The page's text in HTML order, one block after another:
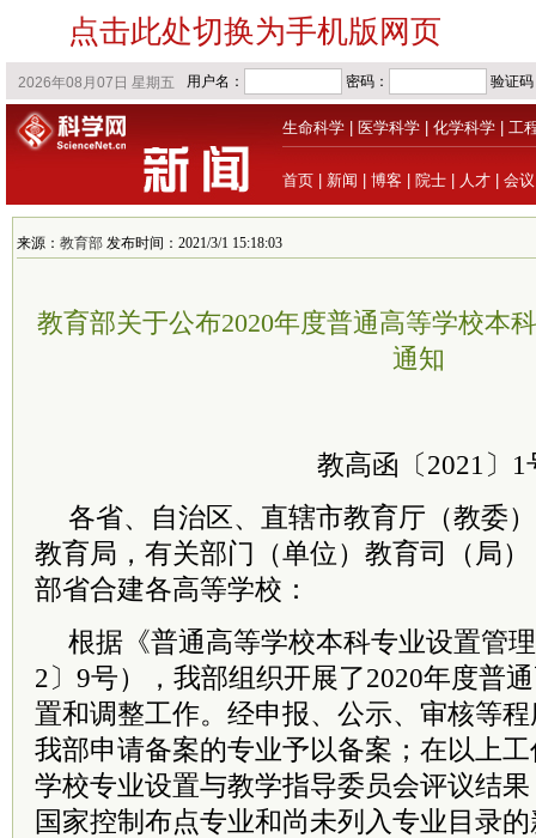
点击此处切换为手机版网页
生命科学 医学科学 化学科学 工
首页 新闻 博客 院士 人才 会议
来源： 教育部 发布时间：2021/3/1 15:18:03
教育部关于公布2020年度普通高等学校本
通知
教高函〔2021〕1
各省、自治区、直辖市教育厅（教委
教育局，有关部门（单位）教育司（局
部省合建各高等学校：
根据《普通高等学校本科专业设置管
2〕9号），我部组织开展了2020年度普
置和调整工作。经申报、公示、审核等
我部申请备案的专业予以备案；在以上
学校专业设置与教学指导委员会评议结
国家控制布点专业和尚未列入专业目录